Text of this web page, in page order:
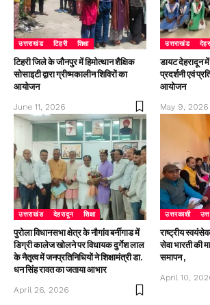
उत्तराखंड टिहरी शिक्षा
टिहरी जिले के जौनपुर में हिमोत्थान शैक्षिक
सोसाइटी द्वारा ग्रीष्मकालीन शिविरों का
आयोजन
June 11, 2026
उत्तराखंड
डायट देहरादून
प्रदर्शनी एवं
आयोजन
May 9, 2026
उत्तराखंड देहरादून शिक्षा
पुरोला विधानसभा क्षेत्र के नौगांव बर्नीगाड में
डिग्री कालेज खोलने पर विधायक दुर्गेश लाल
के नैतृत्व में जनप्रतिनिधियों ने शिक्षामंत्री डा.
धन सिंह रावत का जताया आभार
April 26, 2026
उत्तरकाशी
राष्ट्रीय
सेवा भारती की
समापन ,
April 10,